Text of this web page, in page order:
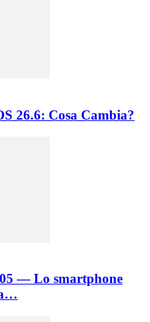
26.6: Cosa Cambia?
— Lo smartphone